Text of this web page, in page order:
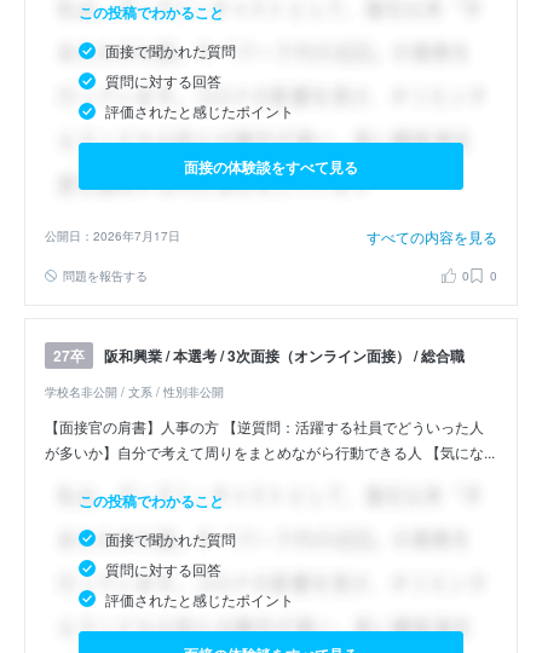
この投稿でわかること
面接で聞かれた質問
質問に対する回答
評価されたと感じたポイント
面接の体験談をすべて見る
公開日：2026年7月17日 すべての内容を見る
問題を報告する 0 0
27卒 阪和興業 / 本選考 / 3次面接（オンライン面接） / 総合職
学校名非公開 / 文系 / 性別非公開
【面接官の肩書】人事の方 【逆質問：活躍する社員でどういった人
が多いか】自分で考えて周りをまとめながら行動できる人 【気にな...
この投稿でわかること
面接で聞かれた質問
質問に対する回答
評価されたと感じたポイント